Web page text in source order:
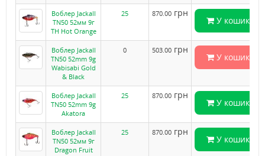
Воблер Jackall
TN50 52мм 9г
TH Hot Orange
25 870.00 грн
У кошик
Воблер Jackall
TN50 52mm 9g
Wabisabi Gold
& Black
0 503.00 грн
У кошик
Воблер Jackall
TN50 52mm 9g
Akatora
25 870.00 грн
У кошик
Воблер Jackall
TN50 52мм 9г
Dragon Fruit
25 870.00 грн
У кошик